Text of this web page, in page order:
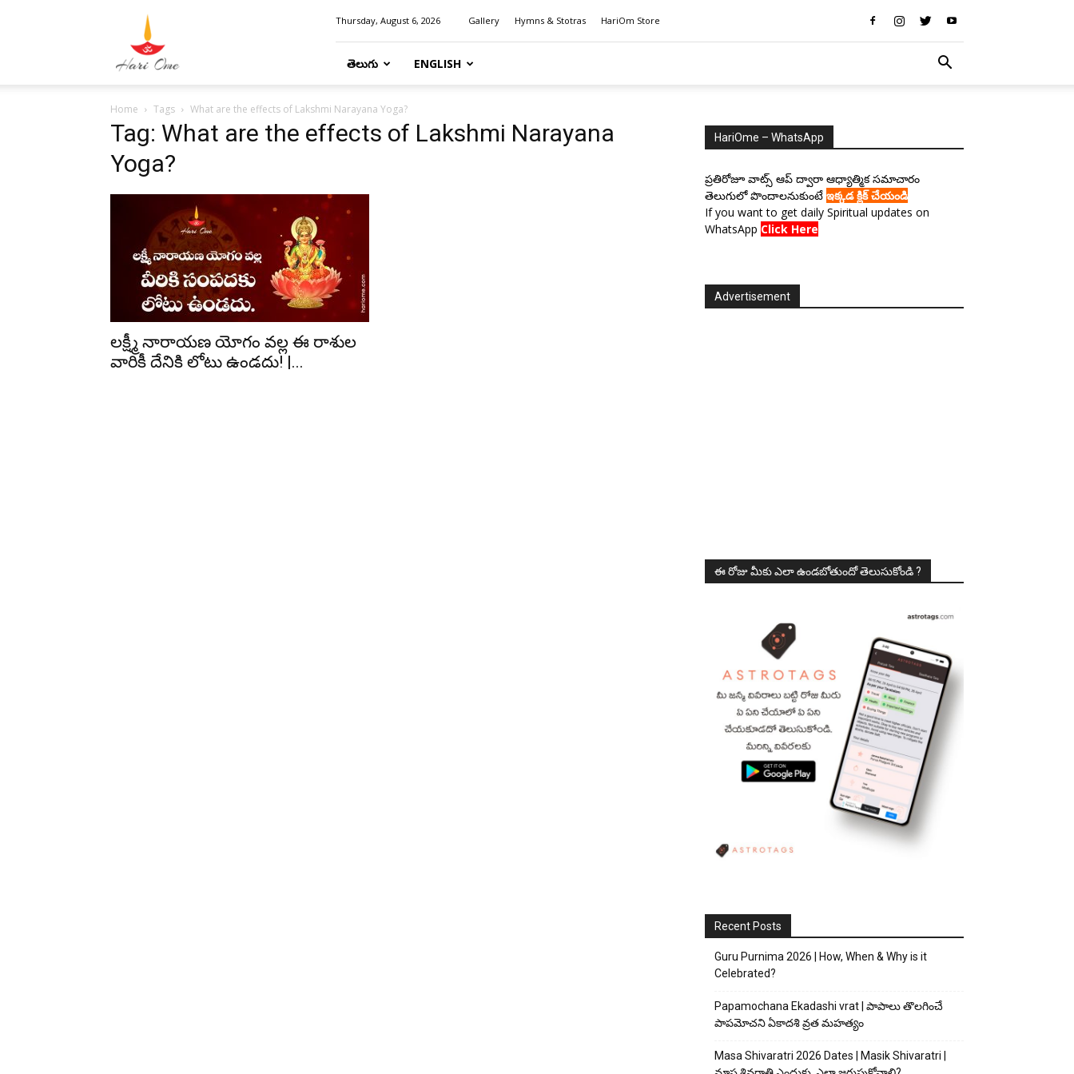
Thursday, August 6, 2026 Gallery Hymns & Stotras HariOm Store
తెలుగు ENGLISH
Home Tags What are the effects of Lakshmi Narayana Yoga?
Tag: What are the effects of Lakshmi Narayana
Yoga?
లక్ష్మీ నారాయణ యోగం వల్ల ఈ రాశుల
వారికీ దేనికి లోటు ఉండదు! |...
HariOme – WhatsApp
ప్రతిరోజూ వాట్స్ ఆప్ ద్వారా ఆధ్యాత్మిక సమాచారం
తెలుగులో పొందాలనుకుంటే ఇక్కడ క్లిక్ చేయండి
If you want to get daily Spiritual updates on
WhatsApp Click Here
Advertisement
ఈ రోజు మీకు ఎలా ఉండబోతుందో తెలుసుకోండి ?
Recent Posts
Guru Purnima 2026 | How, When & Why is it
Celebrated?
Papamochana Ekadashi vrat | పాపాలు తొలగించే
పాపమోచని ఏకాదశి వ్రత మహత్యం
Masa Shivaratri 2026 Dates | Masik Shivaratri |